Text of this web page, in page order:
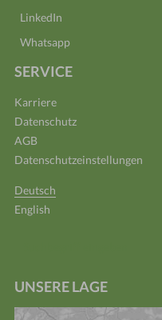
LinkedIn
Whatsapp
SERVICE
Karriere
Datenschutz
AGB
Datenschutzeinstellungen
Deutsch
English
UNSERE LAGE